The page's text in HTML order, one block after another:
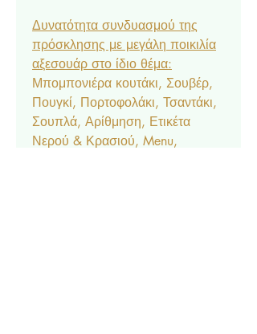
Δυνατότητα συνδυασμού της
πρόσκλησης με μεγάλη ποικιλία
αξεσουάρ στο ίδιο θέμα:
Μπομπονιέρα κουτάκι, Σουβέρ,
Πουγκί, Πορτοφολάκι, Τσαντάκι,
Σουπλά, Αρίθμηση, Ετικέτα
Νερού & Κρασιού, Menu,